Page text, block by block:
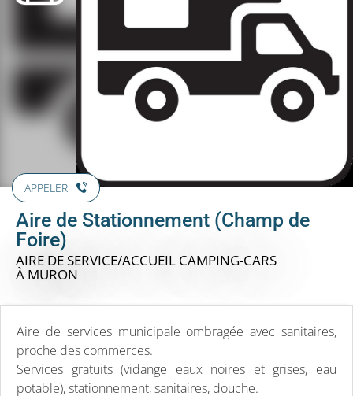
APPELER
Aire de Stationnement (Champ de
Foire)
AIRE DE SERVICE/ACCUEIL CAMPING-CARS
À MURON
Aire de services municipale ombragée avec sanitaires,
proche des commerces.
Services gratuits (vidange eaux noires et grises, eau
potable), stationnement, sanitaires, douche.